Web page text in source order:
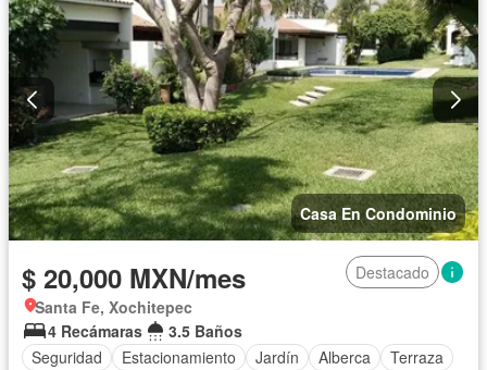
Casa En Condominio
$ 20,000 MXN/mes
Destacado
Santa Fe, Xochitepec
4 Recámaras
3.5 Baños
Seguridad
Estacionamiento Jardín Alberca
Terraza